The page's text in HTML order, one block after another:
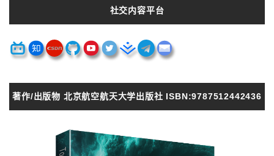
社交内容平台
著作/出版物 北京航空航天大学出版社 ISBN:9787512442436